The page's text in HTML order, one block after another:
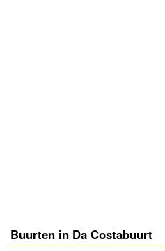
Buurten in Da Costabuurt